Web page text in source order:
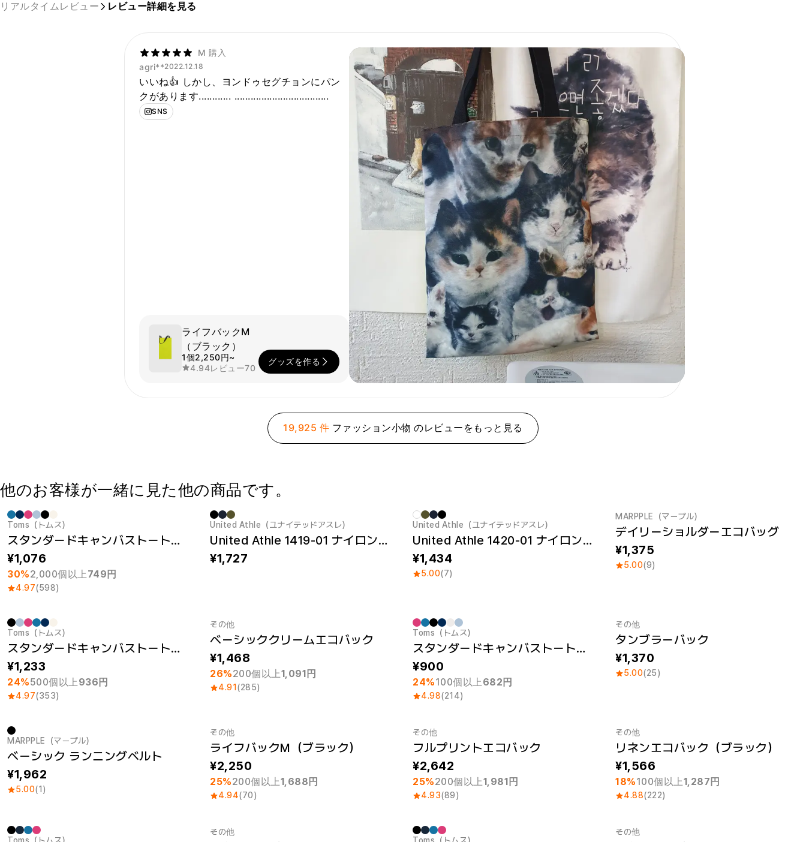
リアルタイムレビュー レビュー詳細を見る
M 購入
agri**2022.12.18
いいね👍 しかし、ヨンドゥセグチョンにパン
クがあります............ ...................................
SNS
ライフバックM
（ブラック）
1個2,250円~
4.94レビュー70
グッズを作る
19,925 件 ファッション小物 のレビューをもっと見る
他のお客様が一緒に見た他の商品です。
最小注文数量 1個
Toms（トムス）
スタンダードキャンバストートバック（M）
1,076
30%2,000個以上749円
4.97(598)
United Athle（ユナイテッドアスレ）
United Athle 1419-01 ナイロンストリングジムサック
1,727
United Athle（ユナイテッドアスレ）
United Athle 1420-01 ナイロンミニクロスバッグ
1,434
5.00(7)
MARPPLE（マープル）
デイリーショルダーエコバッグ
1,375
5.00(9)
最小注文数量 1個
Toms（トムス）
スタンダードキャンバストートバック（L）
1,233
24%500個以上936円
4.97(353)
最小注文数量 1個
その他
ベーシッククリームエコバック
1,468
26%200個以上1,091円
4.91 (285)
最小注文数量 1個
Toms（トムス）
スタンダードキャンバストートバック（S）
900
24%100個以上682円
4.98(214)
その他
タンブラーバック
1,370
5.00(25)
MARPPLE（マープル）
ベーシック ランニングベルト
1,962
5.00(1)
最小注文数量 1個
その他
ライフバックM（ブラック）
2,250
25%200個以上1,688円
4.94(70)
最小注文数量 1個
その他
フルプリントエコバック
2,642
25%200個以上1,981円
4.93(89)
最小注文数量 1個
その他
リネンエコバック（ブラック）
1,566
18%100個以上1,287円
4.88(222)
その他 その他